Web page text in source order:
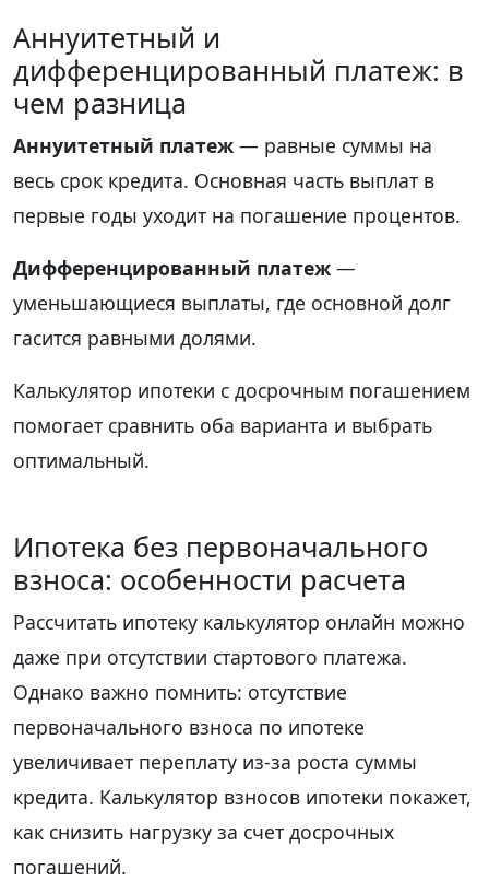
Аннуитетный и
дифференцированный платеж: в
чем разница
Аннуитетный платеж — равные суммы на
весь срок кредита. Основная часть выплат в
первые годы уходит на погашение процентов.
Дифференцированный платеж —
уменьшающиеся выплаты, где основной долг
гасится равными долями.
Калькулятор ипотеки с досрочным погашением
помогает сравнить оба варианта и выбрать
оптимальный.
Ипотека без первоначального
взноса: особенности расчета
Рассчитать ипотеку калькулятор онлайн можно
даже при отсутствии стартового платежа.
Однако важно помнить: отсутствие
первоначального взноса по ипотеке
увеличивает переплату из-за роста суммы
кредита. Калькулятор взносов ипотеки покажет,
как снизить нагрузку за счет досрочных
погашений.